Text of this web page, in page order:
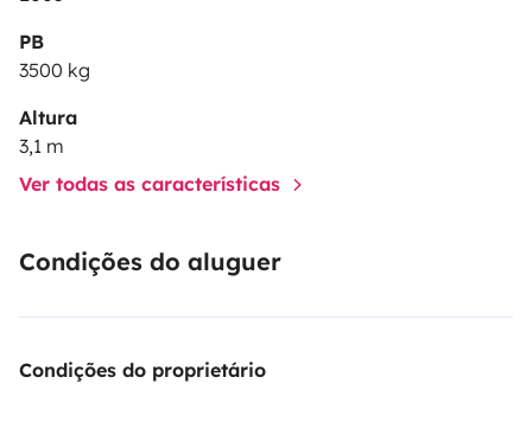
PB
3500 kg
Altura
3,1 m
Ver todas as características
Condições do aluguer
Condições do proprietário